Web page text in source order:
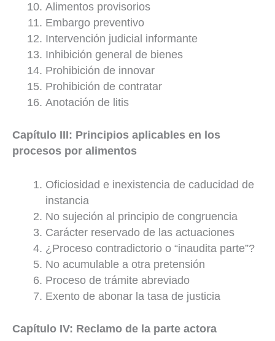
Alimentos provisorios
Embargo preventivo
Intervención judicial informante
Inhibición general de bienes
Prohibición de innovar
Prohibición de contratar
Anotación de litis
Capítulo III: Principios aplicables en los
procesos por alimentos
Oficiosidad e inexistencia de caducidad de
instancia
No sujeción al principio de congruencia
Carácter reservado de las actuaciones
¿Proceso contradictorio o “inaudita parte”?
No acumulable a otra pretensión
Proceso de trámite abreviado
Exento de abonar la tasa de justicia
Capítulo IV: Reclamo de la parte actora